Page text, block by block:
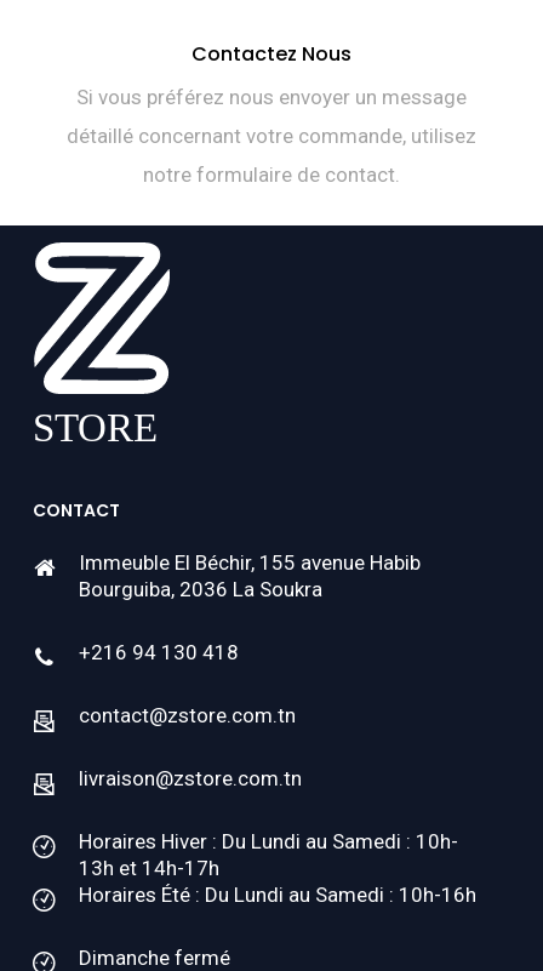
Contactez Nous
Si vous préférez nous envoyer un message
détaillé concernant votre commande, utilisez
notre formulaire de contact.
CONTACT
Immeuble El Béchir, 155 avenue Habib
Bourguiba, 2036 La Soukra
+216 94 130 418
contact@zstore.com.tn
livraison@zstore.com.tn
Horaires Hiver : Du Lundi au Samedi : 10h-
13h et 14h-17h
Horaires Été : Du Lundi au Samedi : 10h-16h
Dimanche fermé